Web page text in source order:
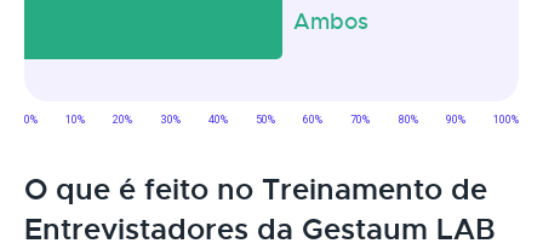
O que é feito no Treinamento de
Entrevistadores da Gestaum LAB